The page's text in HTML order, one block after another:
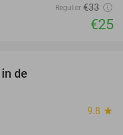
Regulier €33
€25
de
9.8 star